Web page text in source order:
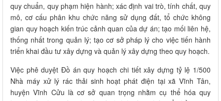
quy chuẩn, quy phạm hiện hành; xác định vai trò, tính chất, quy
mô, cơ cấu phân khu chức năng sử dụng đất, tổ chức không
gian quy hoạch kiến trúc cảnh quan của dự án; tạo mối liên hệ,
thống nhất trong quản lý; tạo cơ sở pháp lý cho việc tiến hành
triển khai đầu tư xây dựng và quản lý xây dựng theo quy hoạch.
Việc phê duyệt Đồ án quy hoạch chi tiết xây dựng tỷ lệ 1/500
Nhà máy xử lý rác thải sinh hoạt phát điện tại xã Vĩnh Tân,
huyện Vĩnh Cửu là cơ sở quan trọng nhằm cụ thể hóa quy